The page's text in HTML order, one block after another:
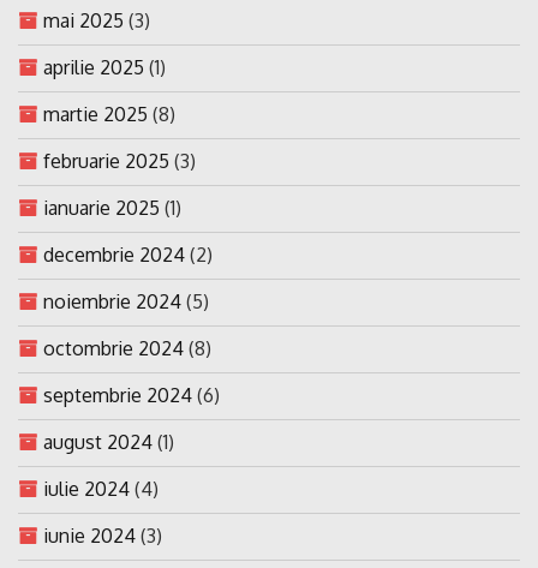
mai 2025 (3)
aprilie 2025 (1)
martie 2025 (8)
februarie 2025 (3)
ianuarie 2025 (1)
decembrie 2024 (2)
noiembrie 2024 (5)
octombrie 2024 (8)
septembrie 2024 (6)
august 2024 (1)
iulie 2024 (4)
iunie 2024 (3)